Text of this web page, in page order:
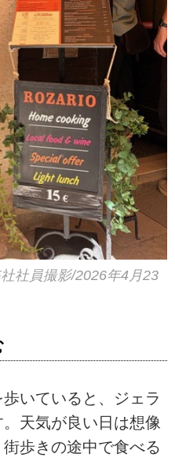
社員撮影/2026年4月23
いていると、ジェラ
天気が良い日は想像
歩きの途中で食べる